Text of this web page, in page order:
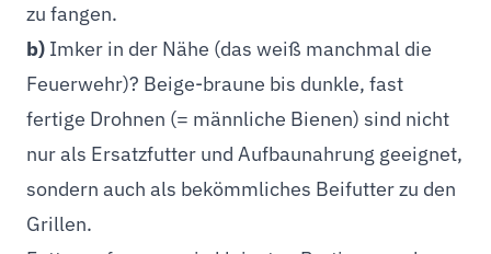
zu fangen.
b) Imker in der Nähe (das weiß manchmal die
Feuerwehr)? Beige-braune bis dunkle, fast
fertige Drohnen (= männliche Bienen) sind nicht
nur als Ersatzfutter und Aufbaunahrung geeignet,
sondern auch als bekömmliches Beifutter zu den
Grillen.